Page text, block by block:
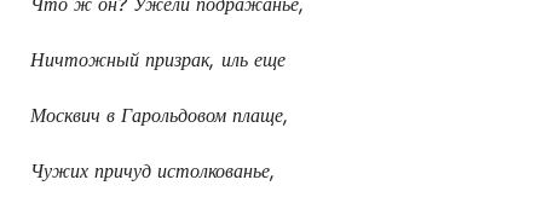
Ничтожный призрак, иль еще
Москвич в Гарольдовом плаще,
Чужих причуд истолкованье,